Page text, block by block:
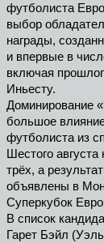
футболиста
выбор
награды,
и впервые в
включая
Иньесту.
Доминирование
большое
футболиста из
Шестого августа
трёх, а
объявлены в
Суперкубок
В список
Гарет Бэйл